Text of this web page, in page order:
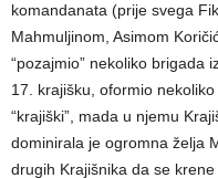
komandanata (prije svega
Mahmuljinom, Asimom
“pozajmio” nekoliko brigada
17. krajišku, oformio
“krajiški”, mada u njemu
dominirala je ogromna želja
drugih Krajišnika da se krene